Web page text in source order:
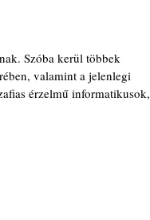
Szóba kerül többek
valamint a jelenlegi
érzelmű informatikusok,